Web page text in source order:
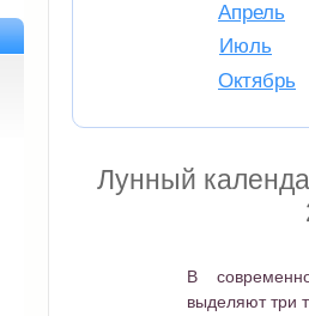
Апрель
Июль
Октябрь
Лунный
В
выделяют три